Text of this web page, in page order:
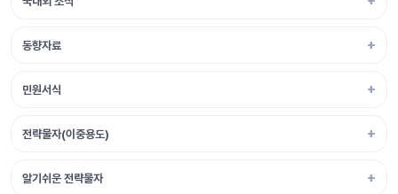
동향자료
민원서식
전략물자(이중용도)
알기쉬운 전략물자